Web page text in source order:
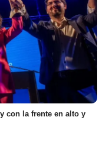
con la frente en alto y